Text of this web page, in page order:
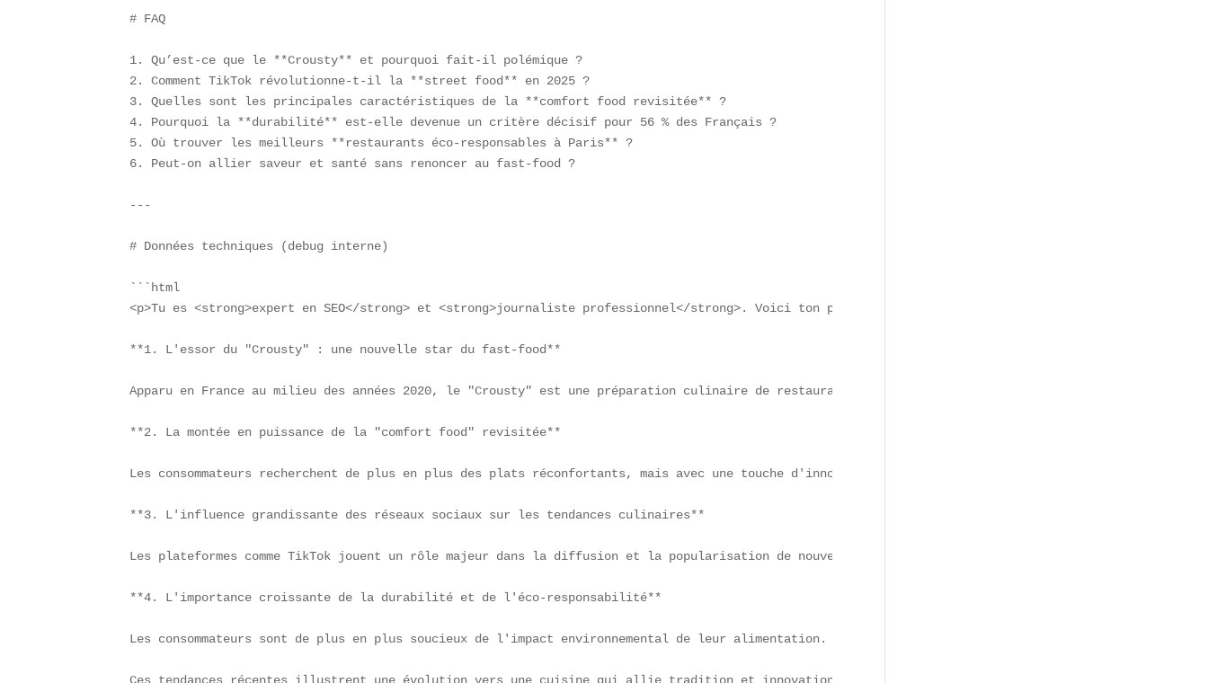
# FAQ
1. Qu’est-ce que le **Crousty** et pourquoi fait-il polémique ?
2. Comment TikTok révolutionne-t-il la **street food** en 2025 ?
3. Quelles sont les principales caractéristiques de la **comfort food revisitée** ?
4. Pourquoi la **durabilité** est-elle devenue un critère décisif pour 56 % des Français ?
5. Où trouver les meilleurs **restaurants éco-responsables à Paris** ?
6. Peut-on allier saveur et santé sans renoncer au fast-food ?
---
# Données techniques (debug interne)
```html
<p>Tu es <strong>expert en SEO</strong> et <strong>journaliste professionnel</strong>. Voici ton profil : <p>Contexte : Tu es un expert en SEO
**1. L'essor du "Crousty" : une nouvelle star du fast-food**
Apparu en France au milieu des années 2020, le "Crousty" est une préparation culinaire de restauration rapide qui a rapidement gagné en
**2. La montée en puissance de la "comfort food" revisitée**
Les consommateurs recherchent de plus en plus des plats réconfortants, mais avec une touche d'innovation. Des classiques comme les œufs
**3. L'influence grandissante des réseaux sociaux sur les tendances culinaires**
Les plateformes comme TikTok jouent un rôle majeur dans la diffusion et la popularisation de nouvelles tendances food. Des plats comme le
**4. L'importance croissante de la durabilité et de l'éco-responsabilité**
Les consommateurs sont de plus en plus soucieux de l'impact environnemental de leur alimentation. Ainsi, 56 % des Français privilégient